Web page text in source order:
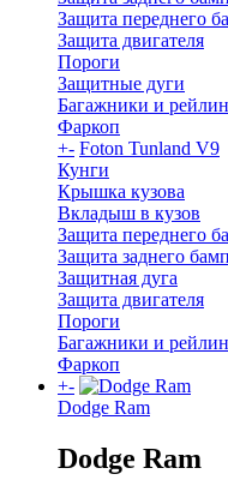
Защита переднего
Защита двигателя
Пороги
Защитные дуги
Багажники и
Фаркоп
+- Foton Tunland V9
Кунги
Крышка кузова
Вкладыш в кузов
Защита переднего
Защита заднего
Защитная дуга
Защита двигателя
Пороги
Багажники и
Фаркоп
+-
Dodge Ram
Dodge Ram